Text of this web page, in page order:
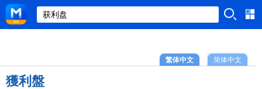
简体中文
繁体中文
獲利盤